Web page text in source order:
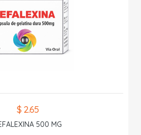
$ 2.65
500 MG